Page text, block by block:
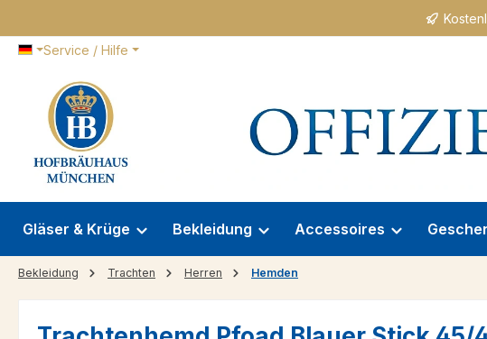
Service / Hilfe
Gläser & Krüge Bekleidung Accessoires
Bekleidung Trachten Herren Hemden